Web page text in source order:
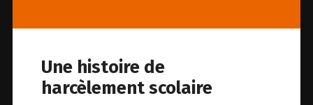
Une histoire de
harcèlement scolaire